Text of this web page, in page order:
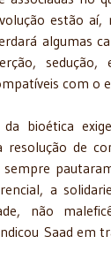
estão
algumas
com o
da bioética
de
a
não
Saad em